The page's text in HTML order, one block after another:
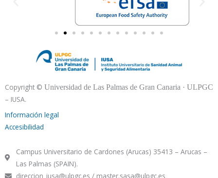
Copyright © Universidad de Las Palmas de Gran Canaria · ULPGC
– IUSA.
Información legal
Accesibilidad
Campus Universitario de Cardones (Arucas) 35413 – Arucas –
Las Palmas (SPAIN).
direccion_iusa@ulpgc.es / master.sasa@ulpgc.es